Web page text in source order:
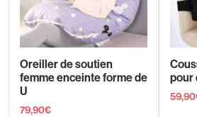
Oreiller de soutien
femme enceinte forme de
U
79,90€
pour
59,90